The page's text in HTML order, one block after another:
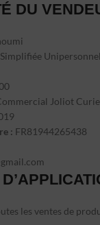
DU
Joliot
: FR81944265438
les ventes de